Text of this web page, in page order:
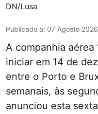
DN/Lusa
Publicado a: 07 Agosto
A companhia aérea
iniciar em 14 de
entre o Porto e
semanais, às
anunciou esta